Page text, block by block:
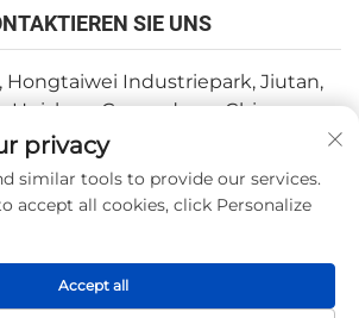
SIE UNS
Hongtaiwei Industriepark, Jiutan,
Huizhou, Guangdong, China
Datenschutzrichtlinie
privacy
similar tools to provide our services.
accept all cookies, click Personalize
Accept all